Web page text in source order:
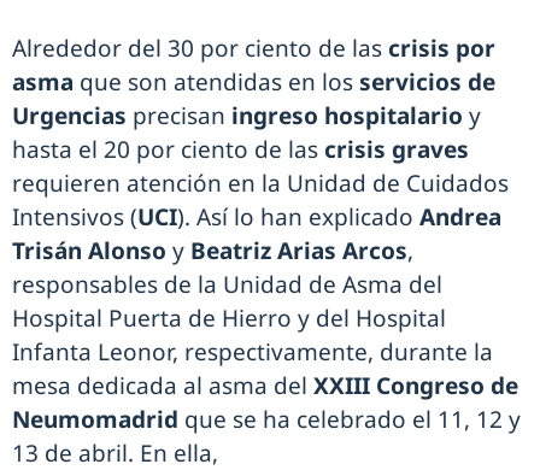
Alrededor del 30 por ciento de las crisis por
asma que son atendidas en losservicios de
Urgencias precisan ingreso hospitalario y
hasta el 20 por ciento de las crisis graves
requieren atención en la Unidad de Cuidados
Intensivos (UCI). Así lo han explicado Andrea
Trisán Alonso y Beatriz Arias Arcos,
responsables de la Unidad de Asma del
Hospital Puerta de Hierro y del Hospital
Infanta Leonor, respectivamente, durante la
mesa dedicada al asma del XXIII Congreso de
Neumomadrid que se ha celebrado el 11, 12 y
13 de abril. En ella,